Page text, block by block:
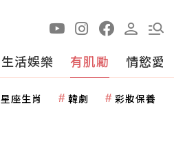
生活娛樂 有肌勵 情慾愛
星座生肖 韓劇 彩妝保養